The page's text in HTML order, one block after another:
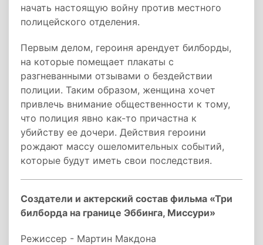
начать настоящую войну против местного
полицейского отделения.
Первым делом, героиня арендует билборды,
на которые помещает плакаты с
разгневанными отзывами о бездействии
полиции. Таким образом, женщина хочет
привлечь внимание общественности к тому,
что полиция явно как-то причастна к
убийству ее дочери. Действия героини
рождают массу ошеломительных событий,
которые будут иметь свои последствия.
Создатели и актерский состав фильма «Три
билборда на границе Эббинга, Миссури»
Режиссер - Мартин Макдона